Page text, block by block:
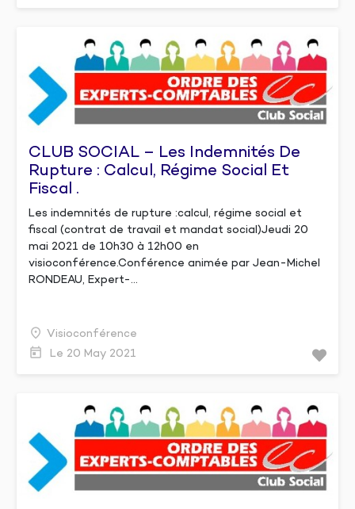
CLUB SOCIAL – Les Indemnités De
Rupture : Calcul, Régime Social Et
Fiscal .
Les indemnités de rupture :calcul, régime social et
fiscal (contrat de travail et mandat social)Jeudi 20
mai 2021 de 10h30 à 12h00 en
visioconférence.Conférence animée par Jean-Michel
RONDEAU, Expert-...
Visioconférence
Le 20 May 2021